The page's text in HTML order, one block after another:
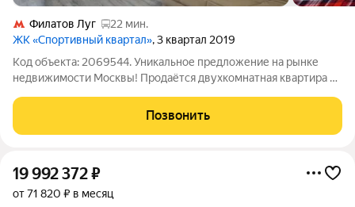
Филатов Луг
22 мин.
ЖК «Спортивный квартал», 3 квартал 2019
Код объекта: 2069544. Уникальное предложение на рынке
недвижимости Москвы! Продаётся двухкомнатная квартира в
Филимонковском районе. Квартира расположена на третьем
этаже 12-этажного
Позвонить
19 992 372₽
от 71 820 ₽ в месяц